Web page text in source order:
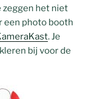
zeggen het niet
een photo booth
. Je
bij voor de